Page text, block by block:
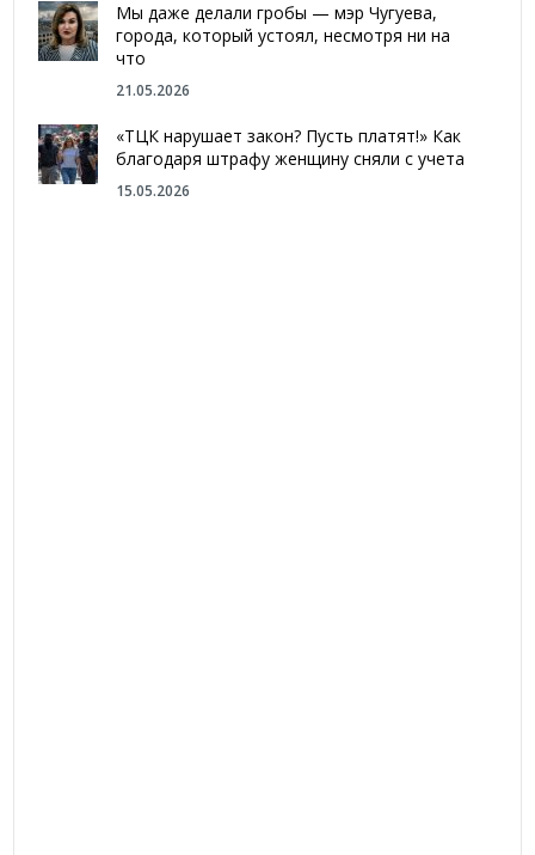
Мы даже делали гробы — мэр Чугуева,
города, который устоял, несмотря ни на
что
21.05.2026
«ТЦК нарушает закон? Пусть платят!» Как
благодаря штрафу женщину сняли с учета
15.05.2026